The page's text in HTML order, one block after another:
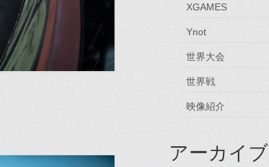
XGAMES
Ynot
世界大会
世界戦
映像紹介
アーカイブ